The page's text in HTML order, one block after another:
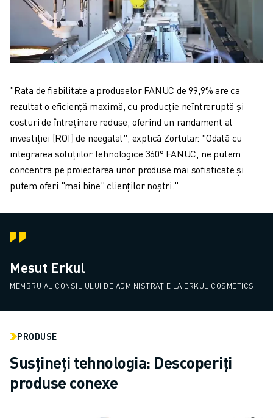
"Rata de fiabilitate a produselor FANUC de 99,9% are ca
rezultat o eficiență maximă, cu producție neîntreruptă și
costuri de întreținere reduse, oferind un randament al
investiției [ROI] de neegalat", explică Zorlular. "Odată cu
integrarea soluțiilor tehnologice 360° FANUC, ne putem
concentra pe proiectarea unor produse mai sofisticate și
putem oferi "mai bine" clienților noștri."
Mesut Erkul
MEMBRU AL CONSILIULUI DE ADMINISTRAȚIE LA ERKUL COSMETICS
PRODUSE
Susțineți tehnologia: Descoperiți
produse conexe